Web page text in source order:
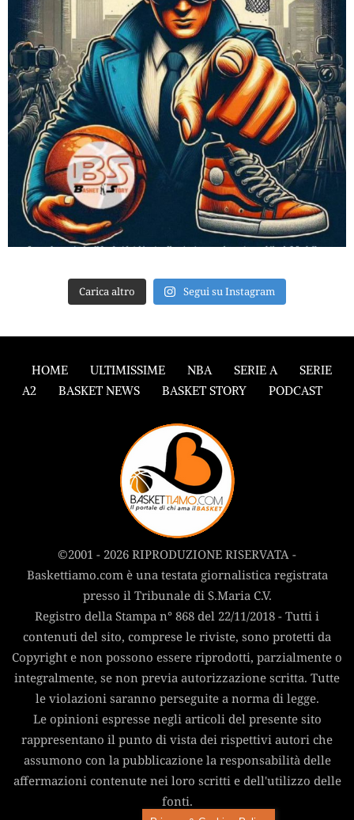
Carica altro Segui su Instagram
HOME ULTIMISSIME NBA SERIE A
SERIE
A2
BASKET NEWS BASKET STORY PODCAST
©2001 - 2026 RIPRODUZIONE RISERVATA -
Baskettiamo.com è una testata giornalistica registrata
presso il Tribunale di S.Maria C.V.
Registro della Stampa n° 868 del 22/11/2018 - Tutti i
contenuti del sito, comprese le riviste, sono protetti da
Copyright e non possono essere riprodotti, parzialmente o
integralmente, se non previa autorizzazione scritta. Tutte
le violazioni saranno perseguite a norma di legge.
Le opinioni espresse negli articoli del presente sito
rappresentano il punto di vista dei rispettivi autori che
assumono con la pubblicazione la responsabilità delle
affermazioni contenute nei loro scritti e dell'utilizzo delle
fonti.